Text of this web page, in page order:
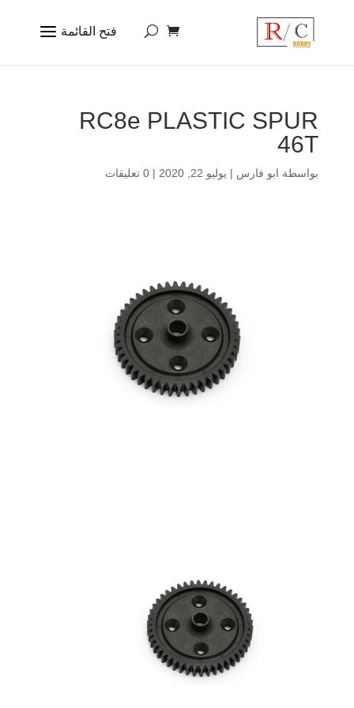
RC8e PLASTIC SPUR
46T
بواسطة ابو فارس | يوليو 22, 2020 | 0 تعليقات